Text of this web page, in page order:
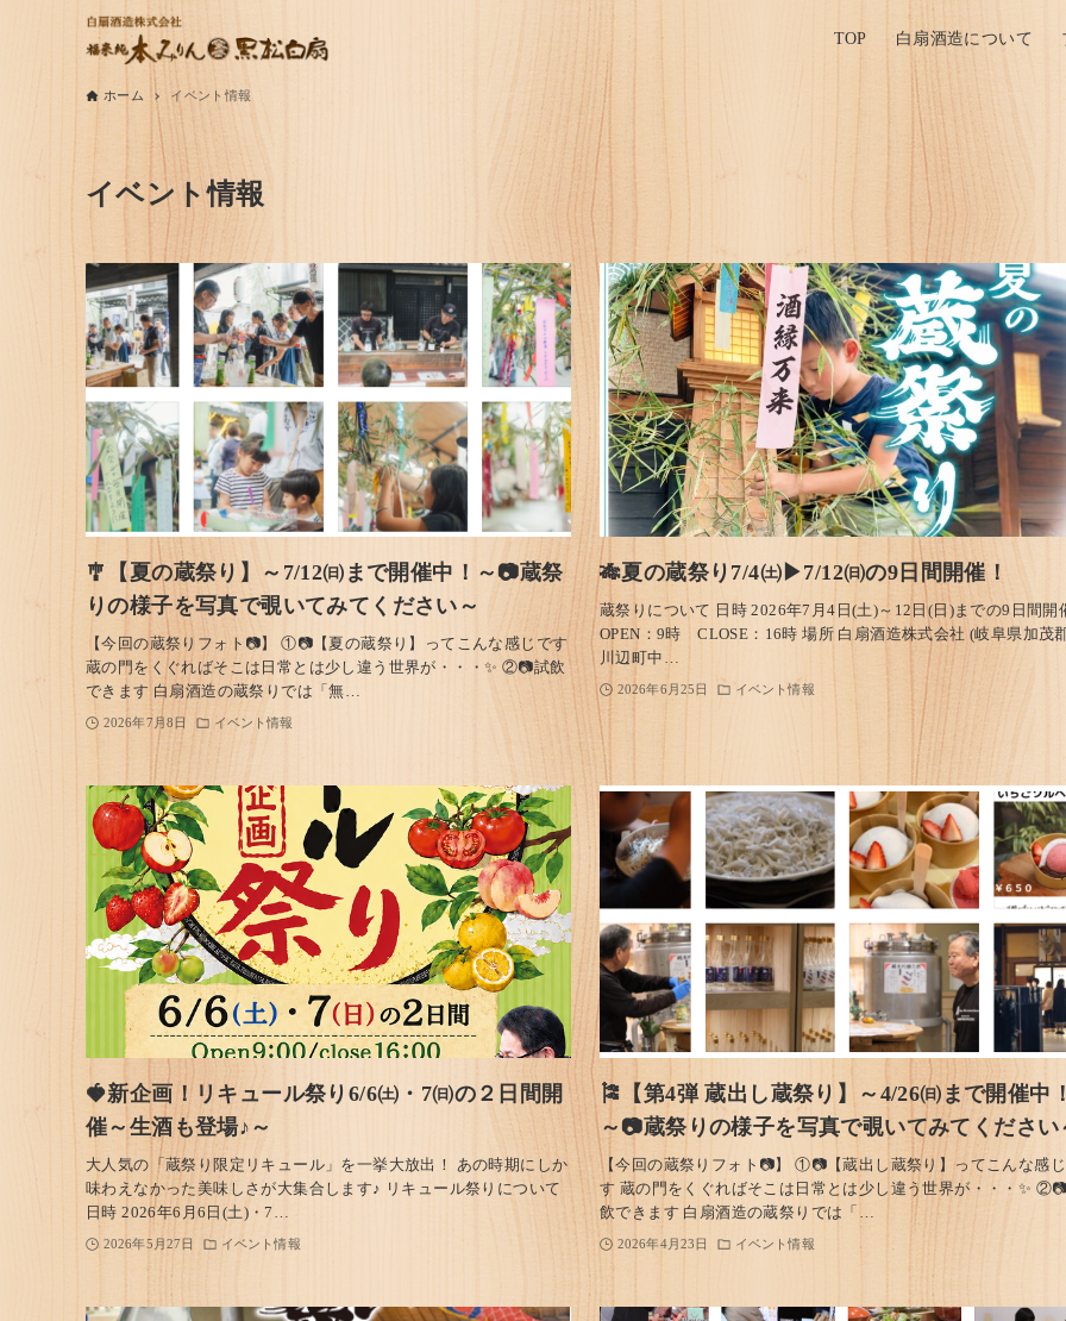
TOP 白扇酒造について
ホーム イベント情報
イベント情報
🎐【夏の蔵祭り】～7/12㈰まで開催中！～📷蔵祭
りの様子を写真で覗いてみてください～
【今回の蔵祭りフォト📷】 ①📷【夏の蔵祭り】ってこんな感じです
蔵の門をくぐればそこは日常とは少し違う世界が・・・✨ ②📷試飲
できます 白扇酒造の蔵祭りでは「無…
2026年7月8日 イベント情報
🎋夏の蔵祭り7/4㈯▶7/12㈰の9日間開催！
蔵祭りについて 日時 2026年7月4日(土)～12日(日)までの9日間開
OPEN：9時 CLOSE：16時 場所 白扇酒造株式会社 (岐阜県加茂
川辺町中…
2026年6月25日 イベント情報
🍓新企画！リキュール祭り6/6㈯・7㈰の２日間開
催～生酒も登場♪～
大人気の「蔵祭り限定リキュール」を一挙大放出！ あの時期にしか
味わえなかった美味しさが大集合します♪ リキュール祭りについて
日時 2026年6月6日(土)・7…
2026年5月27日 イベント情報
🎏【第4弾 蔵出し蔵祭り】～4/26㈰まで開催中
～📷蔵祭りの様子を写真で覗いてみてください
【今回の蔵祭りフォト📷】 ①📷【蔵出し蔵祭り】ってこんな感
す 蔵の門をくぐればそこは日常とは少し違う世界が・・・✨
飲できます 白扇酒造の蔵祭りでは「…
2026年4月23日 イベント情報